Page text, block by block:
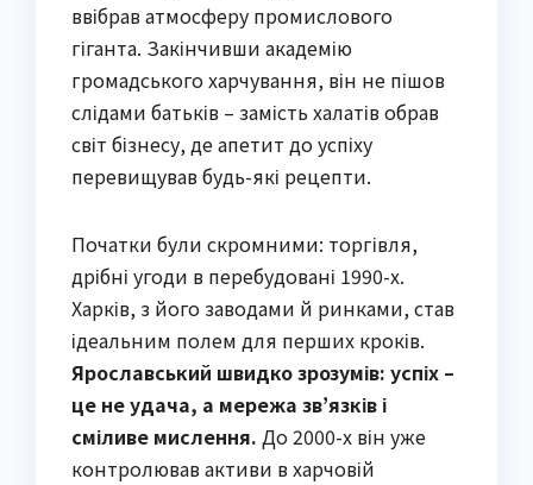
ввібрав атмосферу промислового
гіганта. Закінчивши академію
громадського харчування, він не пішов
слідами батьків – замість халатів обрав
світ бізнесу, де апетит до успіху
перевищував будь-які рецепти.
Початки були скромними: торгівля,
дрібні угоди в перебудовані 1990-х.
Харків, з його заводами й ринками, став
ідеальним полем для перших кроків.
Ярославський швидко зрозумів: успіх –
це не удача, а мережа зв’язків і
сміливе мислення. До 2000-х він уже
контролював активи в харчовій